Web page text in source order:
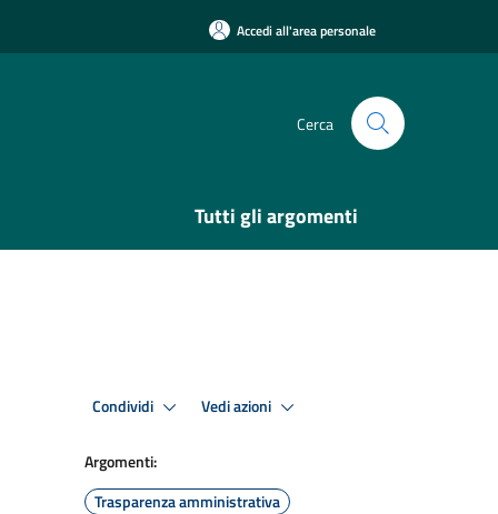
Accedi all'area personale
Cerca
Tutti gli argomenti
Condividi Vedi azioni
Argomenti:
Trasparenza amministrativa